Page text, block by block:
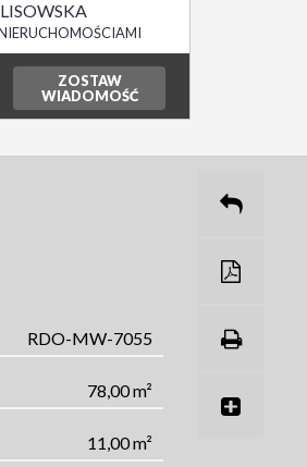
ZOSTAW
WIADOMOŚĆ
RDO-MW-7055
78,00 m²
11,00 m²